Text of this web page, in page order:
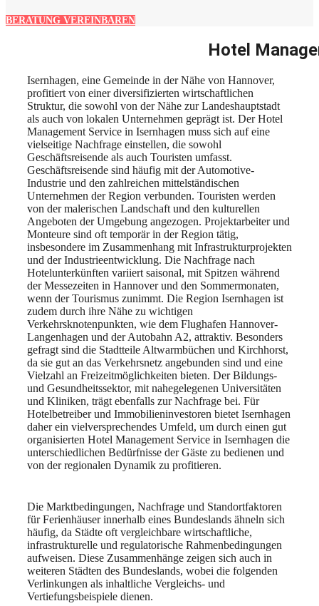
BERATUNG VEREINBAREN
Hotel
Isernhagen, eine Gemeinde in der Nähe von Hannover,
profitiert von einer diversifizierten wirtschaftlichen
Struktur, die sowohl von der Nähe zur Landeshauptstadt
als auch von lokalen Unternehmen geprägt ist. Der Hotel
Management Service in Isernhagen muss sich auf eine
vielseitige Nachfrage einstellen, die sowohl
Geschäftsreisende als auch Touristen umfasst.
Geschäftsreisende sind häufig mit der Automotive-
Industrie und den zahlreichen mittelständischen
Unternehmen der Region verbunden. Touristen werden
von der malerischen Landschaft und den kulturellen
Angeboten der Umgebung angezogen. Projektarbeiter und
Monteure sind oft temporär in der Region tätig,
insbesondere im Zusammenhang mit Infrastrukturprojekten
und der Industrieentwicklung. Die Nachfrage nach
Hotelunterkünften variiert saisonal, mit Spitzen während
der Messezeiten in Hannover und den Sommermonaten,
wenn der Tourismus zunimmt. Die Region Isernhagen ist
zudem durch ihre Nähe zu wichtigen
Verkehrsknotenpunkten, wie dem Flughafen Hannover-
Langenhagen und der Autobahn A2, attraktiv. Besonders
gefragt sind die Stadtteile Altwarmbüchen und Kirchhorst,
da sie gut an das Verkehrsnetz angebunden sind und eine
Vielzahl an Freizeitmöglichkeiten bieten. Der Bildungs-
und Gesundheitssektor, mit nahegelegenen Universitäten
und Kliniken, trägt ebenfalls zur Nachfrage bei. Für
Hotelbetreiber und Immobilieninvestoren bietet Isernhagen
daher ein vielversprechendes Umfeld, um durch einen gut
organisierten Hotel Management Service in Isernhagen die
unterschiedlichen Bedürfnisse der Gäste zu bedienen und
von der regionalen Dynamik zu profitieren.
Die Marktbedingungen, Nachfrage und Standortfaktoren
für Ferienhäuser innerhalb eines Bundeslands ähneln sich
häufig, da Städte oft vergleichbare wirtschaftliche,
infrastrukturelle und regulatorische Rahmenbedingungen
aufweisen. Diese Zusammenhänge zeigen sich auch in
weiteren Städten des Bundeslands, wobei die folgenden
Verlinkungen als inhaltliche Vergleichs- und
Vertiefungsbeispiele dienen.